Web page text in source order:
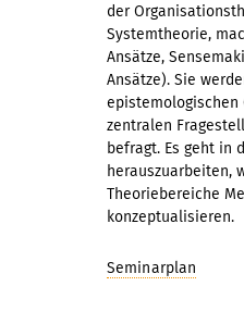
der
Systemtheorie,
Ansätze,
Ansätze). Sie
epistemologischen
zentralen
befragt. Es geht in
herauszuarbeiten,
Theoriebereiche
konzeptualisieren.
Seminarplan